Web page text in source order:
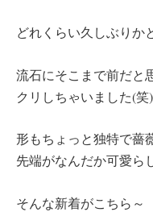
どれくらい久しぶりか
流石にそこまで前だと
クリしちゃいました(笑)
形もちょっと独特で薔
先端がなんだか可愛ら
そんな新着がこちら～